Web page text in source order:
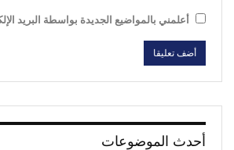
أعلمني بالمواضيع الجديدة بواسطة البريد
أحدث الموضوعات